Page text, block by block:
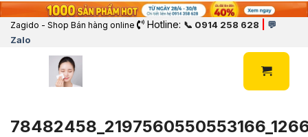
Zagido - Shop Bán hàng online Hotline: 📞 0914 258 628
💬
Zalo